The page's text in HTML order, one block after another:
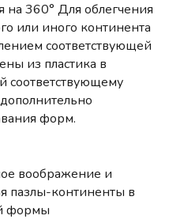
на 360° Для облегчения
или иного континента
соответствующей
из пластика в
соответствующему
форм.
воображение и
пазлы-континенты в
формы